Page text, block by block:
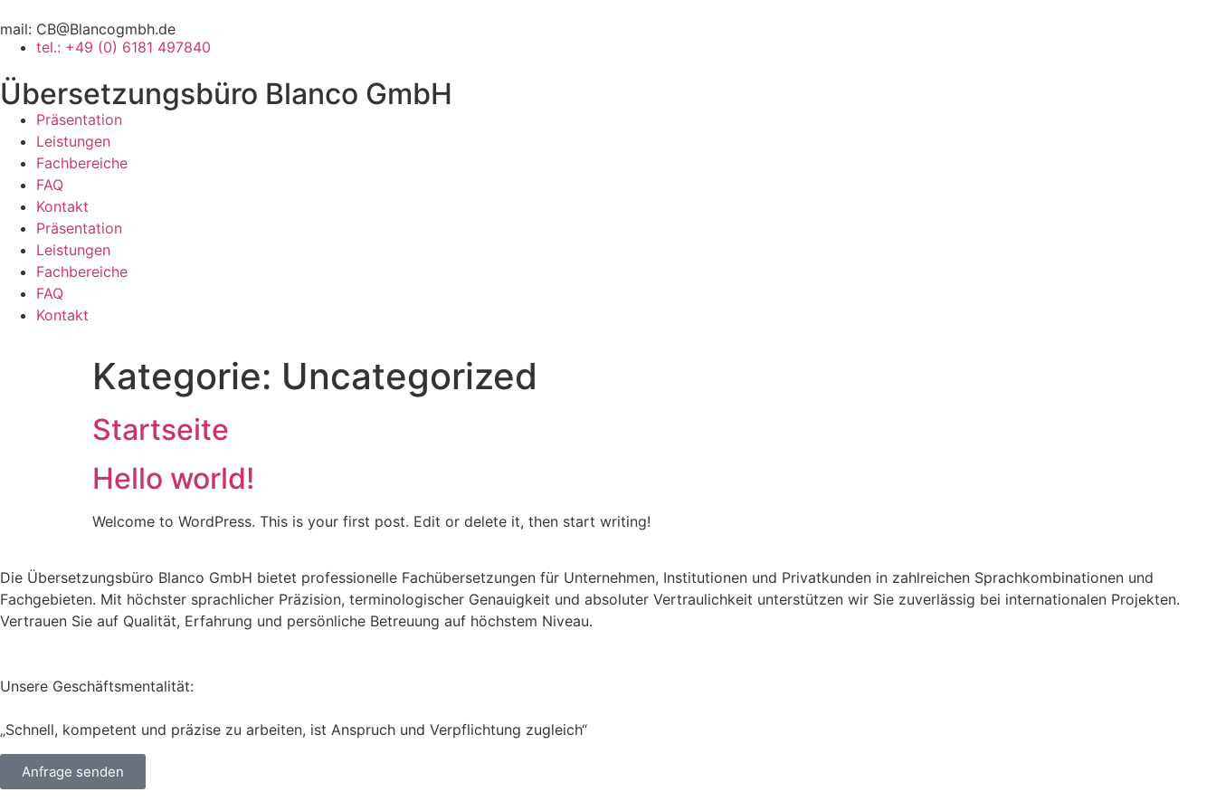
mail: CB@Blancogmbh.de
tel.: +49 (0) 6181 497840
Übersetzungsbüro Blanco GmbH
Präsentation
Leistungen
Fachbereiche
FAQ
Kontakt
Präsentation
Leistungen
Fachbereiche
FAQ
Kontakt
Kategorie: Uncategorized
Startseite
Hello world!
Welcome to WordPress. This is your first post. Edit or delete it, then start writing!
Die Übersetzungsbüro Blanco GmbH bietet professionelle Fachübersetzungen für Unternehmen, Institutionen und Privatkunden in zahlreichen Sprachkombinationen und
Fachgebieten. Mit höchster sprachlicher Präzision, terminologischer Genauigkeit und absoluter Vertraulichkeit unterstützen wir Sie zuverlässig bei internationalen Projekten.
Vertrauen Sie auf Qualität, Erfahrung und persönliche Betreuung auf höchstem Niveau.
Unsere Geschäftsmentalität:
„Schnell, kompetent und präzise zu arbeiten, ist Anspruch und Verpflichtung zugleich“
Anfrage senden